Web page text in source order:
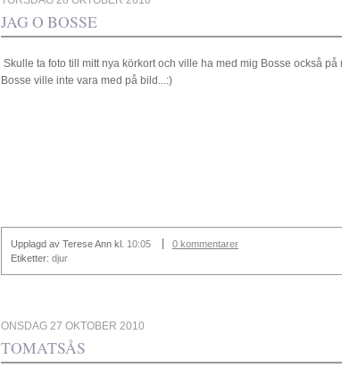
JAG O BOSSE
Skulle ta foto till mitt nya körkort och ville ha med mig Bosse också på
Bosse ville inte vara med på bild...:)
Upplagd av Terese Ann kl. 10:05
0 kommentarer
Etiketter: djur
ONSDAG 27 OKTOBER 2010
TOMATSÅS